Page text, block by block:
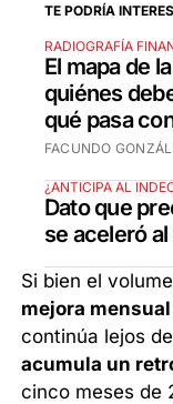
TE PODRÍA
RADIOGRAFÍA
El mapa de
quiénes
qué pasa
FACUNDO
¿ANTICIPA AL
Dato que
se aceleró
Si bien el
mejora
continúa lejos
acumula un
cinco meses de